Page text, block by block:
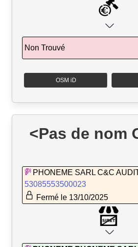
Non Trouvé
OSM iD
<Pas de nom
PHONEME SARL C&C
53085553500023
Fermé le 13/10/2025